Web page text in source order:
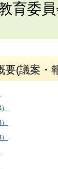
育委
要(議案・